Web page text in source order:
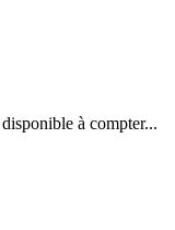
à compter...